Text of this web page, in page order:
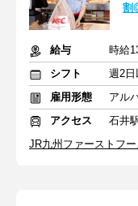
割
給与
時給
シフト
雇用形態
アル
アクセス
石井
JR九州ファーストフ